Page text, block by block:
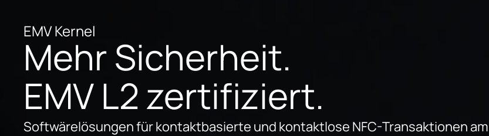
EMV Kernel
Mehr Sicherheit.
EMV L2 zertifiziert.
Softwärelösungen für kontaktbasierte und kontaktlose NFC-Transaktionen